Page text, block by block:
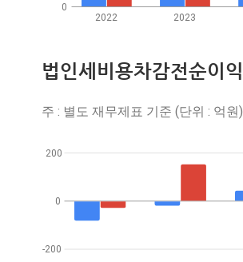
2022 2023
0
법인세비용차감전순이익
주 : 별도 재무제표 기준 (단위 : 억원)
-200
0
200